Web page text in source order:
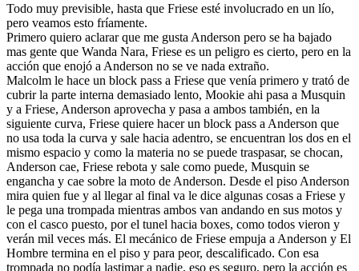
Todo muy previsible, hasta que Friese esté involucrado en un lío,
pero veamos esto fríamente.
Primero quiero aclarar que me gusta Anderson pero se ha bajado
mas gente que Wanda Nara, Friese es un peligro es cierto, pero en la
acción que enojó a Anderson no se ve nada extraño.
Malcolm le hace un block pass a Friese que venía primero y trató de
cubrir la parte interna demasiado lento, Mookie ahi pasa a Musquin
y a Friese, Anderson aprovecha y pasa a ambos también, en la
siguiente curva, Friese quiere hacer un block pass a Anderson que
no usa toda la curva y sale hacia adentro, se encuentran los dos en el
mismo espacio y como la materia no se puede traspasar, se chocan,
Anderson cae, Friese rebota y sale como puede, Musquin se
engancha y cae sobre la moto de Anderson. Desde el piso Anderson
mira quien fue y al llegar al final va le dice algunas cosas a Friese y
le pega una trompada mientras ambos van andando en sus motos y
con el casco puesto, por el tunel hacia boxes, como todos vieron y
verán mil veces más. El mecánico de Friese empuja a Anderson y El
Hombre termina en el piso y para peor, descalificado. Con esa
trompada no podía lastimar a nadie, eso es seguro, pero la acción es